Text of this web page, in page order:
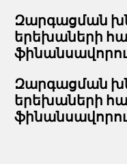
Զարգացման
երեխաների
Զարգացման
երեխաների